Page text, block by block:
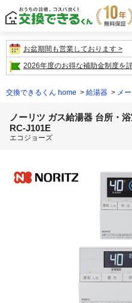
お盆期間も営業しております
2026年度のお得な補助金制度を
交換できるくん home 給湯器 メ
ノーリツ ガス給湯器 台所・
RC-J101E
エコジョーズ